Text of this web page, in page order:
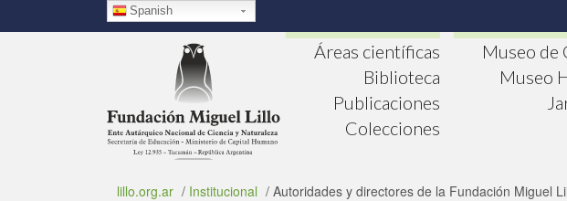
Spanish
Áreas científicas
Biblioteca
Publicaciones
Colecciones
Museo de
Museo
lillo.org.ar / Institucional / Autoridades y directores de la Fundación Miguel